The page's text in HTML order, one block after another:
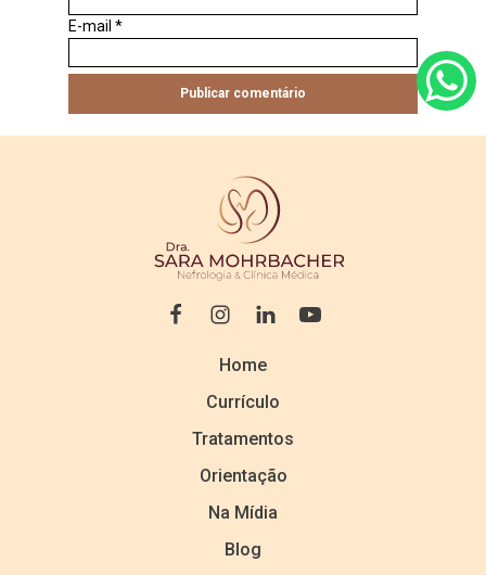
E-mail *
Home
Currículo
Tratamentos
Orientação
Na Mídia
Blog